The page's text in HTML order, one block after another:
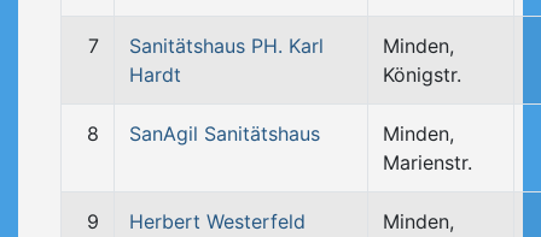
7
Sanitätshaus PH. Karl
Hardt
Minden,
Königstr.
8 SanAgil Sanitätshaus
Minden,
Marienstr.
9
Herbert Westerfeld
Minden,